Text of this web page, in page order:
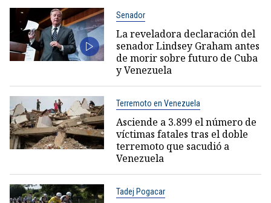
Senador
La reveladora declaración del
senador Lindsey Graham antes
de morir sobre futuro de Cuba
y Venezuela
Terremoto en Venezuela
Asciende a 3.899 el número de
víctimas fatales tras el doble
terremoto que sacudió a
Venezuela
Tadej Pogacar